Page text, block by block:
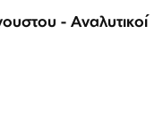
- Αναλυτικοί